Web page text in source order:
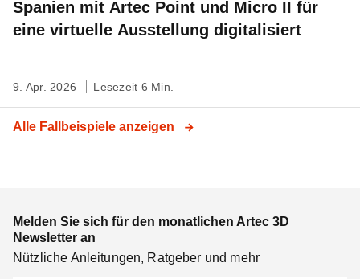
Spanien mit Artec Point und Micro II für
eine virtuelle Ausstellung digitalisiert
9. Apr. 2026 Lesezeit 6 Min.
Alle Fallbeispiele anzeigen
Melden Sie sich für den monatlichen Artec 3D
Newsletter an
Nützliche Anleitungen, Ratgeber und mehr